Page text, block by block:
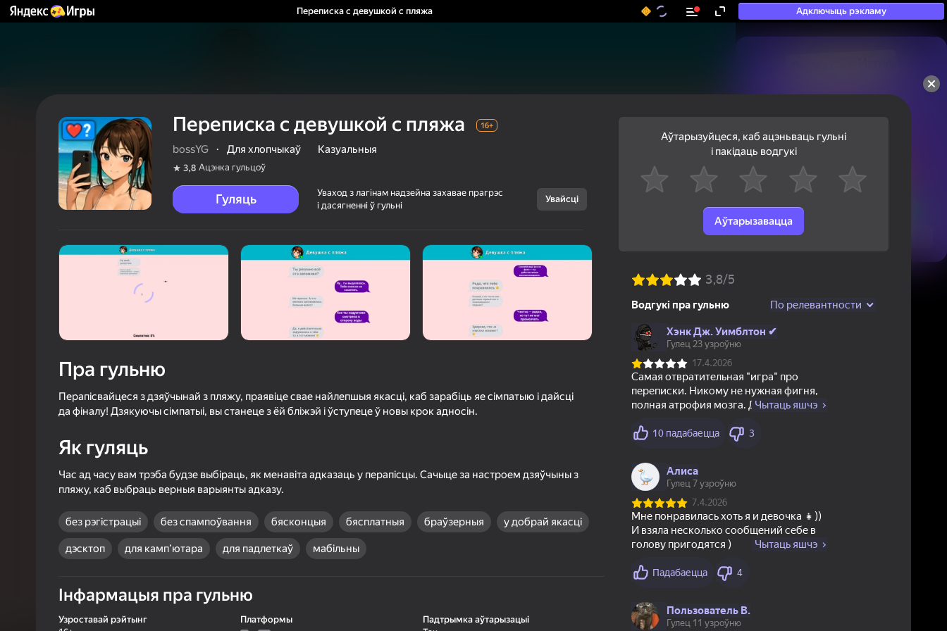
Переписка с девушкой с пляжа Адключыць рэкламу
50+ тап-гульняў, у якія
гуляюць нават тыя, хто
девушкой с
пляжа
bossYG
Для хлопчыкаў
Казуальныя
Ацэнка гульцоў
Переписка с девушкой с пляжа 16+
bossYG · Для хлопчыкаў Казуальныя
3,8 Ацэнка гульцоў
Гуляць
Уваход з лагінам надзейна захавае прагрэс
і дасягненні ў гульні
Увайсці
Пра гульню
Перапісвайцеся з дзяўчынай з пляжу, праявіце свае найлепшыя якасці, каб зарабіць яе сімпатыю і дайсці
да фіналу! Дзякуючы сімпатыі, вы станеце з ёй бліжэй і ўступеце ў новы крок адносін.
Як гуляць
Час ад часу вам трэба будзе выбіраць, як менавіта адказаць у перапісцы. Сачыце за настроем дзяўчыны з
пляжу, каб выбраць верныя варыянты адказу.
без рэгістрацыі без спампоўвання бясконцыя бясплатныя браўзерныя у добрай якасці
дэсктоп для камп’ютара для падлеткаў мабільны
Інфармацыя пра гульню
Узроставай рэйтынг
Платформы
Падтрымка аўтарызацыі
Аўтарызуйцеся, каб ацэньваць гульні
і пакідаць водгукі
Аўтарызавацца